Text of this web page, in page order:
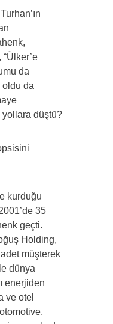
da
oldu da
yollara düştü?
kurduğu
35
geçti.
Holding,
müşterek
dünya
enerjiden
ve otel